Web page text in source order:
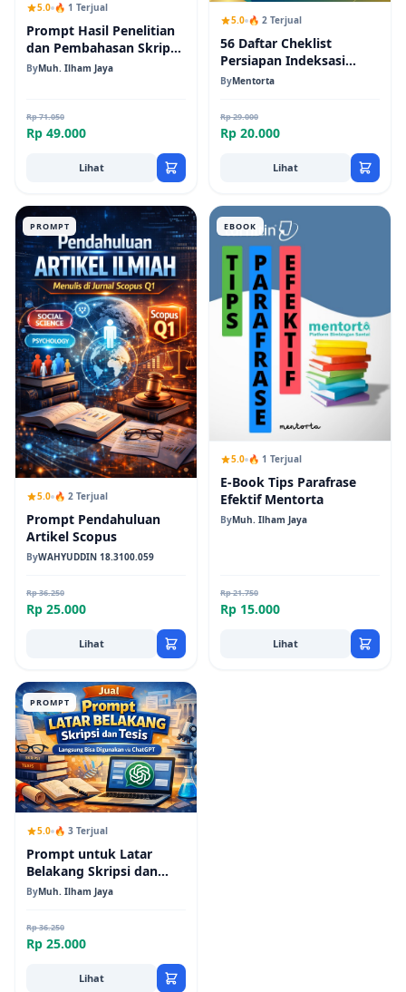
5.0 🔥 1 Terjual
Prompt Hasil Penelitian
dan Pembahasan Skripsi
dan Tesis Kualitatif
ByMuh. Ilham Jaya
Rp 71.050
Rp 49.000
Lihat
5.0 🔥 2 Terjual
56 Daftar Cheklist
Persiapan Indeksasi
DOAJ Jurnal
ByMentorta
Rp 29.000
Rp 20.000
Lihat
PROMPT
5.0 🔥 2 Terjual
Prompt Pendahuluan
Artikel Scopus
ByWAHYUDDIN 18.3100.059
Rp 36.250
Rp 25.000
Lihat
EBOOK
5.0 🔥 1 Terjual
E-Book Tips Parafrase
Efektif Mentorta
ByMuh. Ilham Jaya
Rp 21.750
Rp 15.000
Lihat
PROMPT
5.0 🔥 3 Terjual
Prompt untuk Latar
Belakang Skripsi dan
Tesis Kuantitatif
ByMuh. Ilham Jaya
Rp 36.250
Rp 25.000
Lihat